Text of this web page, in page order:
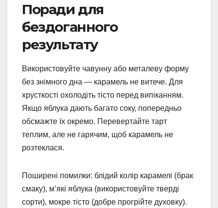
Поради для
бездоганного
результату
Використовуйте чавунну або металеву форму
без знімного дна — карамель не витече. Для
хрусткості охолодіть тісто перед випіканням.
Якщо яблука дають багато соку, попередньо
обсмажте їх окремо. Перевертайте тарт
теплим, але не гарячим, щоб карамель не
розтеклася.
Поширені помилки: блідий колір карамелі (брак
смаку), м’які яблука (використовуйте тверді
сорти), мокре тісто (добре прогрійте духовку).